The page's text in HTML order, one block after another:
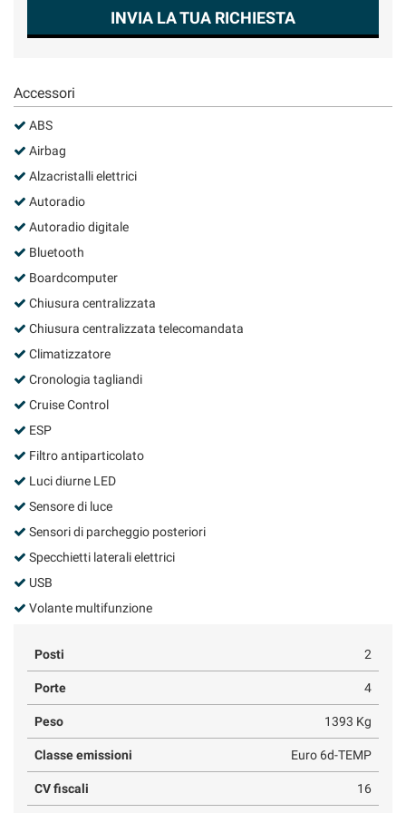
INVIA LA TUA RICHIESTA
Accessori
ABS
Airbag
Alzacristalli elettrici
Autoradio
Autoradio digitale
Bluetooth
Boardcomputer
Chiusura centralizzata
Chiusura centralizzata telecomandata
Climatizzatore
Cronologia tagliandi
Cruise Control
ESP
Filtro antiparticolato
Luci diurne LED
Sensore di luce
Sensori di parcheggio posteriori
Specchietti laterali elettrici
USB
Volante multifunzione
Posti 2
Porte 4
Peso 1393 Kg
Classe emissioni Euro 6d-TEMP
CV fiscali 16